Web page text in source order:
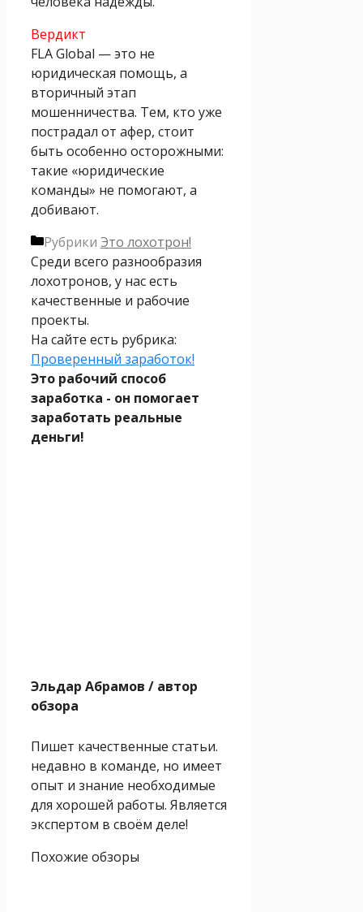
Вердикт
FLA Global — это не
юридическая помощь, а
вторичный этап
мошенничества. Тем, кто уже
пострадал от афер, стоит
быть особенно осторожными:
такие «юридические
команды» не помогают, а
добивают.
Рубрики Это лохотрон!
Среди всего разнообразия
лохотронов, у нас есть
качественные и рабочие
проекты.
На сайте есть рубрика:
Проверенный заработок!
Это рабочий способ
заработка - он помогает
заработать реальные
деньги!
Эльдар Абрамов / автор
обзора
Пишет качественные статьи.
недавно в команде, но имеет
опыт и знание необходимые
для хорошей работы. Является
экспертом в своём деле!
Похожие обзоры